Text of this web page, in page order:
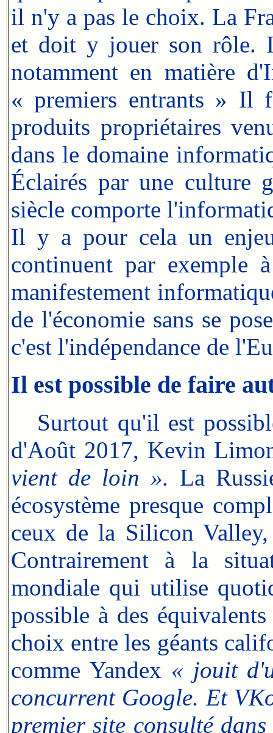
il n'y a pas le choix. La
et doit y jouer son rôle.
notamment en matière
« premiers entrants » Il
produits propriétaires
dans le domaine
Éclairés par une culture
siècle comporte
Il y a pour cela un
continuent par exemple
manifestement
de l'économie sans se
c'est l'indépendance de
Il est possible de faire
Surtout qu'il est
d'Août 2017, Kevin
vient de loin ». La
écosystème presque
ceux de la Silicon
Contrairement à la
mondiale qui utilise
possible à des
choix entre les géants
comme Yandex « jouit
concurrent Google. Et
premier site consulté